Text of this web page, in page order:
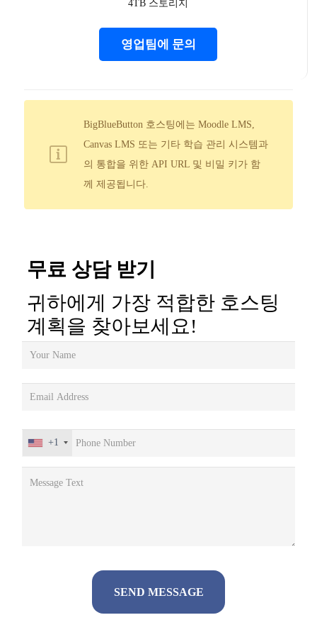
4TB 스토리지
영업팀에 문의
BigBlueButton 호스팅에는 Moodle LMS,
Canvas LMS 또는 기타 학습 관리 시스템과
의 통합을 위한 API URL 및 비밀 키가 함
께 제공됩니다.
무료 상담 받기
귀하에게 가장 적합한 호스팅
계획을 찾아보세요!
+1